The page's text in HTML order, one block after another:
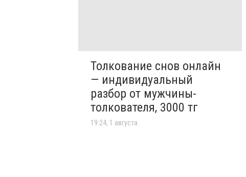
Толкование снов онлайн
— индивидуальный
разбор от мужчины-
толкователя, 3000 тг
19:24, 1 августа